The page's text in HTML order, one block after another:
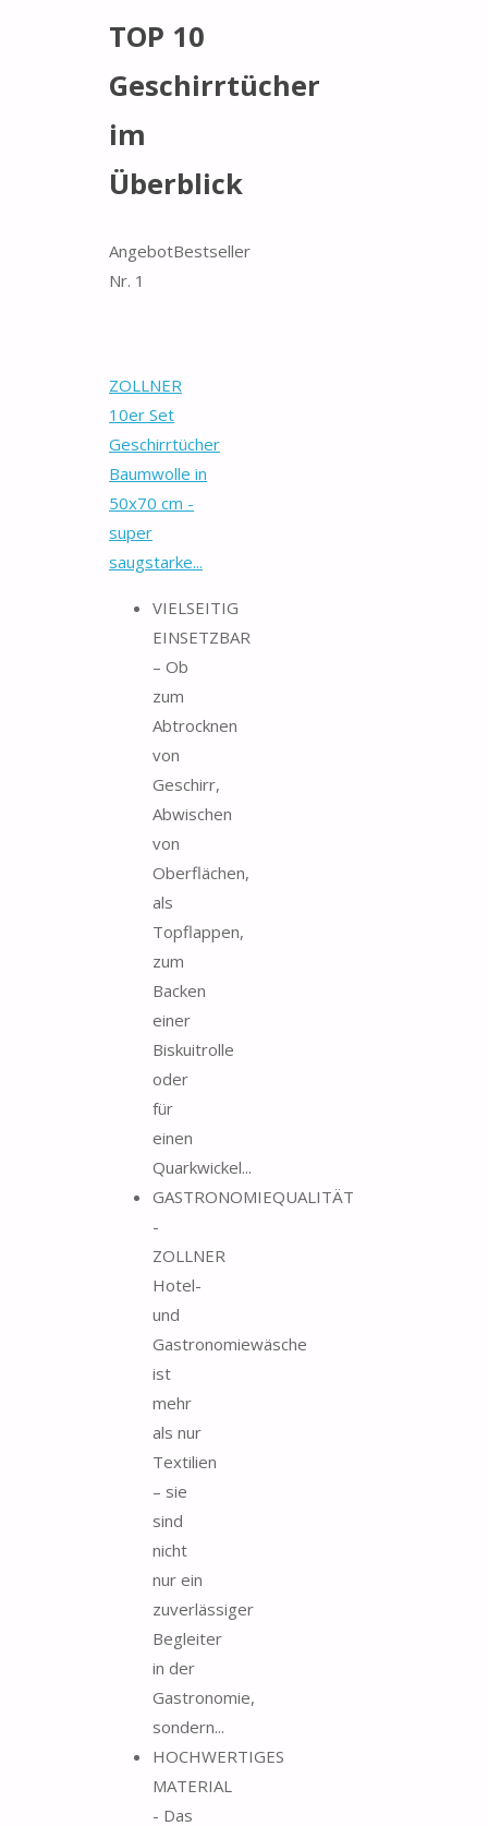
TOP 10
Geschirrtücher
im
Überblick
AngebotBestseller
Nr. 1
ZOLLNER
10er Set
Geschirrtücher
Baumwolle in
50x70 cm -
super
saugstarke...
VIELSEITIG
EINSETZBAR
– Ob
zum
Abtrocknen
von
Geschirr,
Abwischen
von
Oberflächen,
als
Topflappen,
zum
Backen
einer
Biskuitrolle
oder
für
einen
Quarkwickel...
GASTRONOMIEQUALITÄT
-
ZOLLNER
Hotel-
und
Gastronomiewäsche
ist
mehr
als nur
Textilien
– sie
sind
nicht
nur ein
zuverlässiger
Begleiter
in der
Gastronomie,
sondern...
HOCHWERTIGES
MATERIAL
- Das